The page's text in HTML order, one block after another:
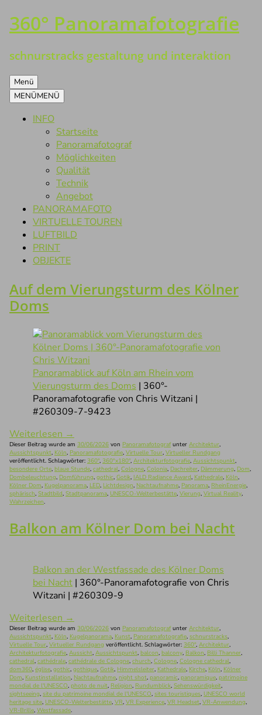
Zum
Inhalt
360° Panoramafotografie
schnurstracks gestaltung und interaktion
Menü
MENÜMENÜ
INFO
Startseite
Panoramafotograf
Möglichkeiten
Qualität
Technik
Angebot
PANORAMAFOTO
VIRTUELLE TOUREN
LUFTBILD
PRINT
OBJEKTE
Auf dem Vierungsturm des Kölner
Doms
Panoramablick auf Köln am Rhein vom
Vierungsturm des Doms | 360°-
Panoramafotografie von Chris Witzani |
#260309-7-9423
Weiterlesen →
Dieser Beitrag wurde am 30/06/2026 von Panoramafotografunter Architektur,
Aussichtspunkt, Köln, Panoramafotografie, Virtuelle Tour, Virtueller Rundgang
veröffentlicht. Schlagwörter: 360°, 360°x180°, Architekturfotografie, Aussichtspunkt,
besondere Orte, blaue Stunde, cathedral, Cologne, Colonia, Dachreiter, Dämmerung, Dom,
Dombeleuchtung, Domführung, gothic, Gotik, IALD Radiance Award, Kathedrale, Köln,
Kölner Dom, Kugelpanorama, LED, Lichtdesign, Nachtaufnahme, Panorama, RheinEnergie,
sphärisch, Stadtbild, Stadtpanorama, UNESCO-Welterbestätte, Vierung, Virtual Reality,
Wahrzeichen.
Balkon am Kölner Dom bei Nacht
Balkon an der Westfassade des Kölner Doms
bei Nacht | 360°-Panoramafotografie von Chris
Witzani | #260309-9
Weiterlesen →
Dieser Beitrag wurde am 30/06/2026 von Panoramafotografunter Architektur,
Aussichtspunkt, Köln, Kugelpanorama, Kunst, Panoramafotografie, schnurstracks,
Virtuelle Tour, Virtueller Rundgang veröffentlicht. Schlagwörter: 360°, Architektur,
Architekturfotografie, Aussicht, Aussichtspunkt, balcon, balcony, Balkon, Billi Thanner,
cathedral, cathédrale, cathédrale de Cologne, church, Cologne, Cologne cathedral,
dom360, église, gothic, gothique, Gotik, Himmelsleiter, Kathedrale, Kirche, Köln, Kölner
Dom, Kunstinstallation, Nachtaufnahme, night shot, panoramic, panoramique, patrimoine
mondial de l'UNESCO, photo de nuit, Religion, Rundumblick, Sehenswürdigkeit,
sightseeing, site du patrimoine mondial de l'UNESCO, sites touristiques, UNESCO world
heritage site, UNESCO-Welterbestätte, VR, VR Experience, VR Headset, VR-Anwendung,
VR-Brille, Westfassade.